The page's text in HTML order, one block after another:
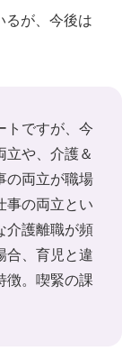
が、今後は
トですが、今
立や、介護＆
の両立が職場
事の両立とい
介護離職が頻
合、育児と違
徴。喫緊の課